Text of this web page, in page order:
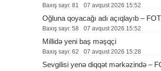
Baxış sayı: 81 07 avqust 2026 15:52
Oğluna qoyacağı adı açıqlayıb –
Baxış sayı: 58 07 avqust 2026 15:52
Millidə yeni baş məşqçi
Baxış sayı: 62 07 avqust 2026 15:28
Sevgilisi yenə diqqət mərkəzində –